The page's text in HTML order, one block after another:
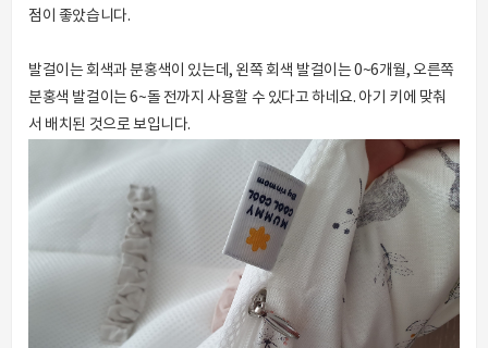
점이 좋았습니다.
발걸이는 회색과 분홍색이 있는데, 왼쪽 회색 발걸이는 0~6개월, 오른쪽
분홍색 발걸이는 6~돌 전까지 사용할 수 있다고 하네요. 아기 키에 맞춰
서 배치된 것으로 보입니다.